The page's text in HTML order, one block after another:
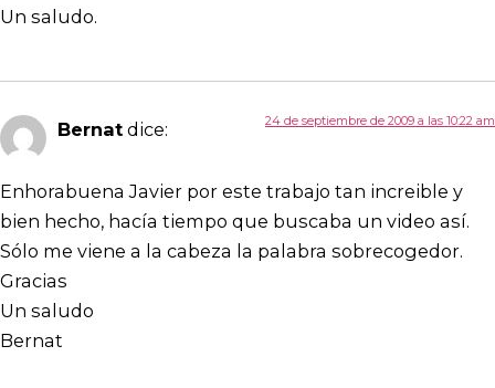
Un saludo.
Bernat dice: 24 de septiembre de 2009 a las 10:22 am
Enhorabuena Javier por este trabajo tan increible y
bien hecho, hacía tiempo que buscaba un video así.
Sólo me viene a la cabeza la palabra sobrecogedor.
Gracias
Un saludo
Bernat